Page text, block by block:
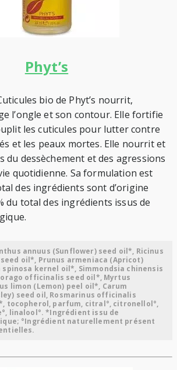
Phyt’s
bio de Phyt’s nourrit,
l’ongle et son contour. Elle fortifie
les cuticules pour lutter contre
et les peaux mortes. Elle nourrit et
du dessèchement et des agressions
quotidienne. Sa formulation est
des ingrédients sont d’origine
du total des ingrédients issus de
annuus (Sunflower) seed oil*, Ricinus
oil*, Prunus armeniaca (Apricot)
kernel oil*, Simmondsia chinensis
officinalis seed oil*, Myrtus
limon (Lemon) peel oil*, Carum
seed oil, Rosmarinus officinalis
tocopherol, parfum, citral°, citronellol°,
linalool°. *Ingrédient issu de
°Ingrédient naturellement présent